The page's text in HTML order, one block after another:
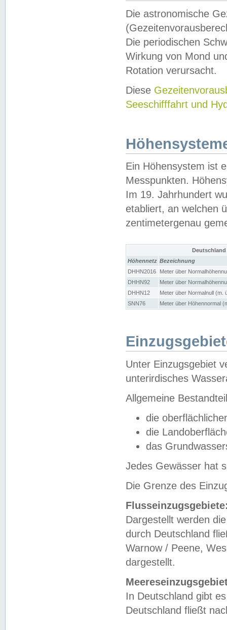
Die astronomische
Die periodischen
Wirkung von Mond
Rotation verursacht.
Diese
Seeschifffahrt und
Ein Höhensystem ist
Messpunkten.
Im 19. Jahrhundert
etabliert, an welchen
zentimetergenau
Höhennetz Bezeichnung
DHHN2016
Meter über
DHHN92
Meter über
DHHN12
Meter über Normalnull (m.
SNN76
Meter über Höhennormal
Unter Einzugsgebiet
unterirdisches
Allgemeine
die
die
das
Jedes Gewässer hat
Die Grenze des
Dargestellt werden
durch Deutschland
Warnow / Peene,
dargestellt.
In Deutschland gibt
Deutschland fließt